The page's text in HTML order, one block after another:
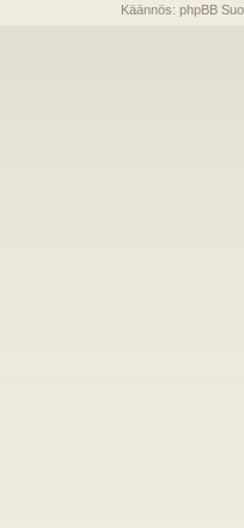
Käännös: phpBB